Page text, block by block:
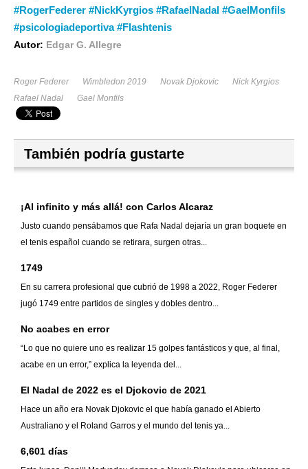
#RogerFederer #NickKyrgios #RafaelNadal #GaelMonfils
#psicologiadeportiva #Flashtenis
Autor: Edgar G. Allegre
Roger Federer Wimbledon 2019 Novak Djokovic
Nick Kyrgios
Rafael Nadal
Gael Monfils
También podría gustarte
¡Al infinito y más allá! con Carlos Alcaraz
Justo cuando pensábamos que Rafa Nadal dejaría un gran boquete en
el tenis español cuando se retirara, surgen otras...
1749
En su carrera profesional que cubrió de 1998 a 2022, Roger Federer
jugó 1749 entre partidos de singles y dobles dentro...
No acabes en error
“Lo que no quiere uno es realizar 15 golpes fantásticos y que, al final,
acabe en un error,” explica la leyenda del...
El Nadal de 2022 es el Djokovic de 2021
Hace un año era Novak Djokovic el que había ganado el Abierto
Australiano y el Roland Garros y el mundo del tenis ya...
6,601 días